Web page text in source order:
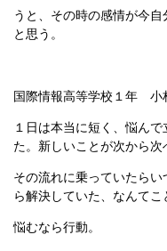
うと、その時の感情が今
と思う。
国際情報高等学校１年
１日は本当に短く、悩ん
た。新しいことが次から次
その流れに乗っていたら
ら解決していた、なんてこ
悩むなら行動。